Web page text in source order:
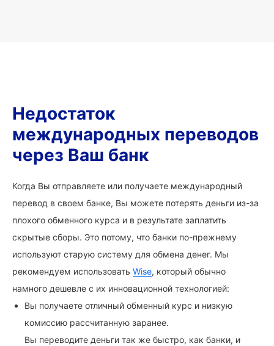
Недостаток
международных переводов
через Ваш банк
Когда Вы отправляете или получаете международный
перевод в своем банке, Вы можете потерять деньги из-за
плохого обменного курса и в результате заплатить
скрытые сборы. Это потому, что банки по-прежнему
используют старую систему для обмена денег. Мы
рекомендуем использовать Wise, который обычно
намного дешевле с их инновационной технологией:
Вы получаете отличный обменный курс и низкую
комиссию рассчитанную заранее.
Вы переводите деньги так же быстро, как банки, и